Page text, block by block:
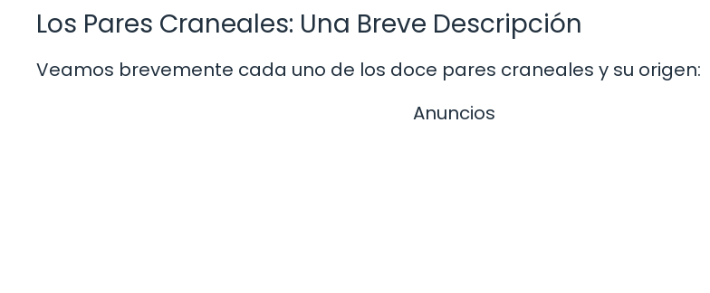
Los Pares Craneales: Una Breve Descripción
Veamos brevemente cada uno de los doce pares craneales y su origen:
Anuncios